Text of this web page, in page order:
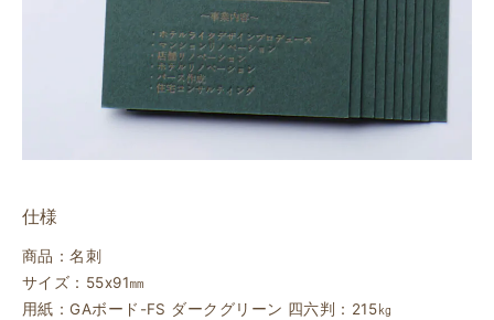
仕様
商品：名刺
サイズ：55ⅹ91㎜
用紙：GAボード-FS ダークグリーン 四六判：215㎏